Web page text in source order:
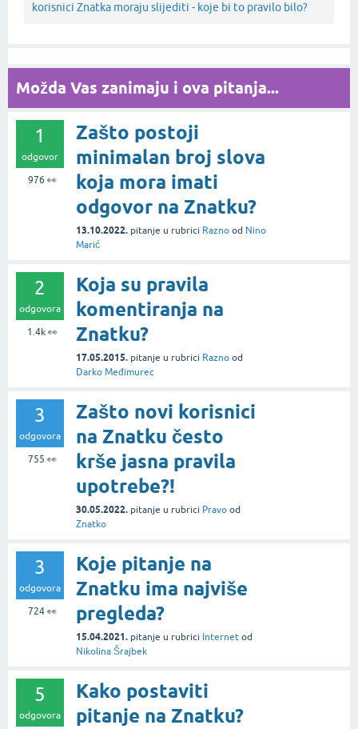
korisnici Znatka moraju slijediti - koje bi to pravilo bilo?
Možda Vas zanimaju i ova pitanja...
1
odgovor
976 👀
Zašto postoji
minimalan broj slova
koja mora imati
odgovor na Znatku?
13.10.2022. pitanje u rubrici Razno od Nino
Marić
2
odgovora
1.4k👀
Koja su pravila
komentiranja na
Znatku?
17.05.2015. pitanje u rubrici Razno od
Darko Međimurec
3
odgovora
755 👀
Zašto novi korisnici
na Znatku često
krše jasna pravila
upotrebe?!
30.05.2022. pitanje u rubrici Pravo od
Znatko
3
odgovora
724👀
Koje pitanje na
Znatku ima najviše
pregleda?
15.04.2021. pitanje u rubrici Internet od
Nikolina Šrajbek
5
odgovora
Kako postaviti
pitanje na Znatku?